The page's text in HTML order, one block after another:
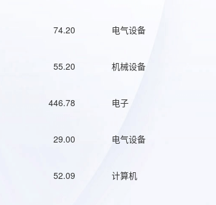
74.20 电气设备
55.20 机械设备
446.78 电子
29.00 电气设备
52.09 计算机